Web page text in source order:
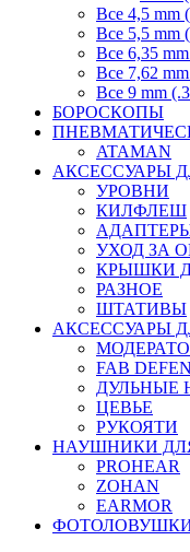
Все 4,5 mm
Все 5,5 mm
Все 6,35
Все 7,62
Все 9 mm
БОРОСКОПЫ
ATAMAN
АКСЕССУАРЫ
УРОВНИ
КИЛФЛЕШ
УХОД ЗА
КРЫШКИ
РАЗНОЕ
ШТАТИВЫ
АКСЕССУАРЫ
FAB
ДУЛЬНЫЕ
ЦЕВЬЕ
РУКОЯТИ
НАУШНИКИ
PROHEAR
ZOHAN
EARMOR